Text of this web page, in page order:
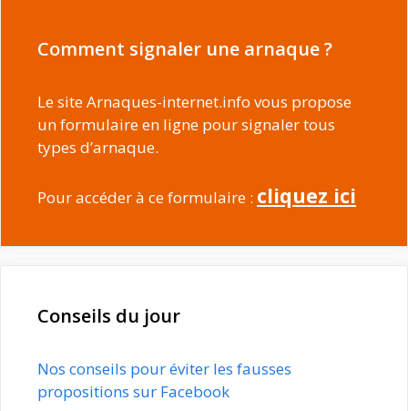
Comment signaler une arnaque ?
Le site Arnaques-internet.info vous propose
un formulaire en ligne pour signaler tous
types d’arnaque.
Pour accéder à ce formulaire : cliquez ici
Conseils du jour
Nos conseils pour éviter les fausses
propositions sur Facebook